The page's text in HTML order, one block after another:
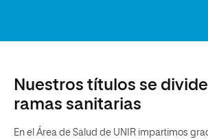
Nuestros títulos se
ramas sanitarias
En el Área de Salud de UNIR impartimos